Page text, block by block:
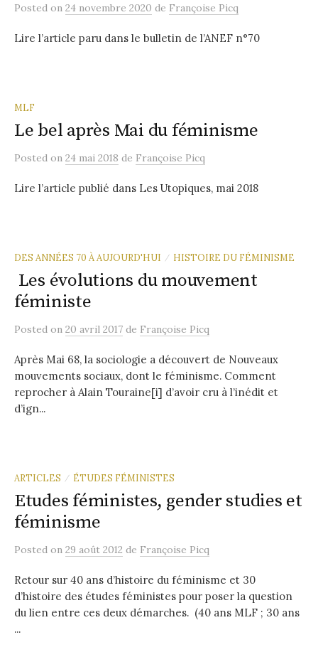
Posted on 24 novembre 2020 de Françoise Picq
Lire l’article paru dans le bulletin de l’ANEF n°70
MLF
Le bel après Mai du féminisme
Posted on 24 mai 2018 de Françoise Picq
Lire l’article publié dans Les Utopiques, mai 2018
DES ANNÉES 70 À AUJOURD'HUI / HISTOIRE DU FÉMINISME
Les évolutions du mouvement
féministe
Posted on 20 avril 2017 de Françoise Picq
Après Mai 68, la sociologie a découvert de Nouveaux
mouvements sociaux, dont le féminisme. Comment
reprocher à Alain Touraine[i] d’avoir cru à l’inédit et
d’ign...
ARTICLES / ÉTUDES FÉMINISTES
Etudes féministes, gender studies et
féminisme
Posted on 29 août 2012 de Françoise Picq
Retour sur 40 ans d’histoire du féminisme et 30
d’histoire des études féministes pour poser la question
du lien entre ces deux démarches. (40 ans MLF ; 30 ans
...